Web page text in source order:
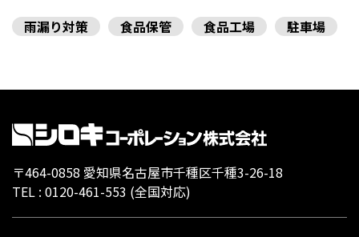
雨漏り対策
食品保管 食品工場 駐車場
〒464-0858 愛知県名古屋市千種区千種3-26-18
TEL : 0120-461-553 (全国対応)